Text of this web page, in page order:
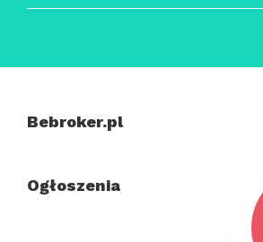
Bebroker.pl
Ogłoszenia